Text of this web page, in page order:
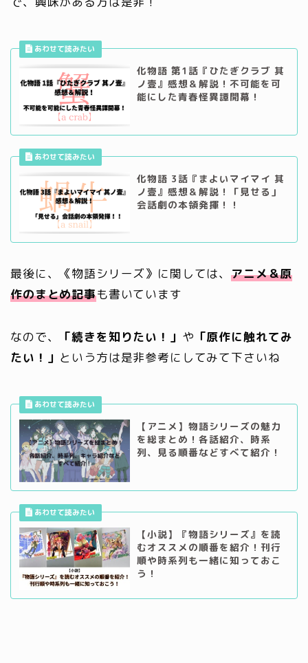
化物語 第1話『ひたぎクラブ 其
ノ壹』感想＆解説！不可能を可
能にした青春怪異譚開幕！
化物語 3話『まよいマイマイ 其
ノ壹』感想＆解説！「見せる」
会話劇の本領発揮！！
最後に、《物語シリーズ》に関しては、アニメ＆原
作のまとめ記事も書いています
なので、 「続きを知りたい！」 や 「原作に触れてみ
たい！」 という方は是非参考にしてみて下さいね
【アニメ】物語シリーズの魅力
を総まとめ！各話紹介、時系
列、見る順番などすべて紹介！
【小説】『物語シリーズ』を読
むオススメの順番を紹介！刊行
順や時系列も一緒に知っておこ
う！